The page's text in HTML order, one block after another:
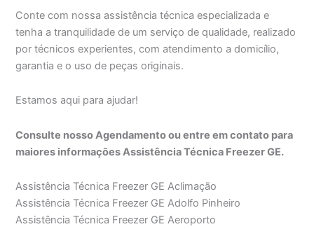
Conte com nossa assistência técnica especializada e
tenha a tranquilidade de um serviço de qualidade, realizado
por técnicos experientes, com atendimento a domicílio,
garantia e o uso de peças originais.
Estamos aqui para ajudar!
Consulte nosso Agendamento ou entre em contato para
maiores informações Assistência Técnica Freezer GE.
Assistência Técnica Freezer GE Aclimação
Assistência Técnica Freezer GE Adolfo Pinheiro
Assistência Técnica Freezer GE Aeroporto